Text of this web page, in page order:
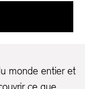
Now Art Fair
monde entier et
ce que